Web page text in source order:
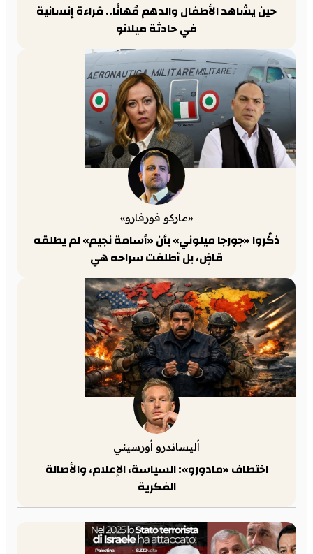
حين يشاهد الأطفال والدهم مُهانًا.. قراءة إنسانية
في حادثة ميلانو
«ماركو فورفارو»
ذكّروا «جورجا ميلوني» بأن «أسامة نجيم» لم يطلقه
قاضٍ، بل أطلقت سراحه هي
أليساندرو أورسيني
اختطاف «مادورو»: السياسة، الإعلام، والأصالة
الفكرية